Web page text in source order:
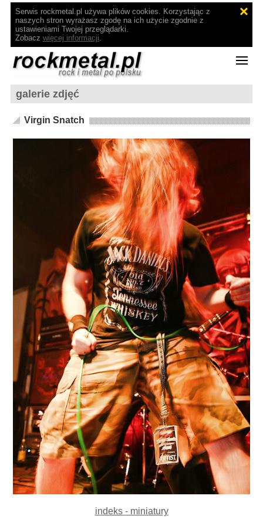
Serwis rockmetal.pl używa plików cookies. Korzystając z
naszych stron wyrażasz zgodę na ich użycie zgodnie z
ustawieniami Twojej przeglądarki.
Zobacz więcej informacji.
galerie zdjęć
Virgin Snatch
indeks - miniatury